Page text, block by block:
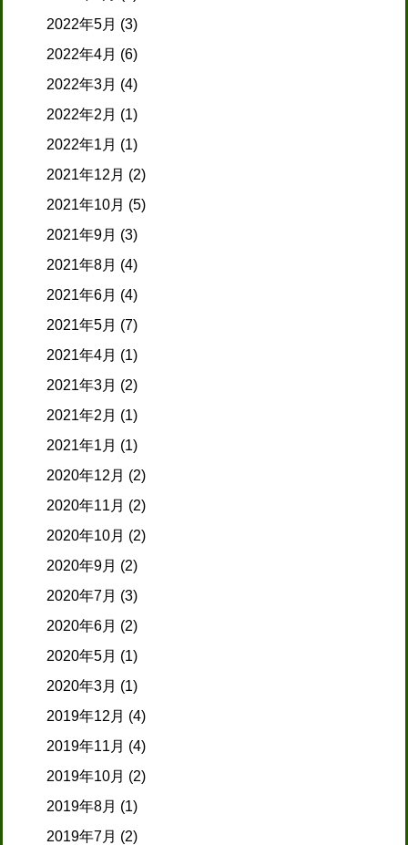
2022年5月 (3)
2022年4月 (6)
2022年3月 (4)
2022年2月 (1)
2022年1月 (1)
2021年12月 (2)
2021年10月 (5)
2021年9月 (3)
2021年8月 (4)
2021年6月 (4)
2021年5月 (7)
2021年4月 (1)
2021年3月 (2)
2021年2月 (1)
2021年1月 (1)
2020年12月 (2)
2020年11月 (2)
2020年10月 (2)
2020年9月 (2)
2020年7月 (3)
2020年6月 (2)
2020年5月 (1)
2020年3月 (1)
2019年12月 (4)
2019年11月 (4)
2019年10月 (2)
2019年8月 (1)
2019年7月 (2)